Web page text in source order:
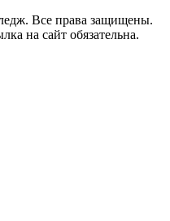
Все права защищены.
на сайт обязательна.